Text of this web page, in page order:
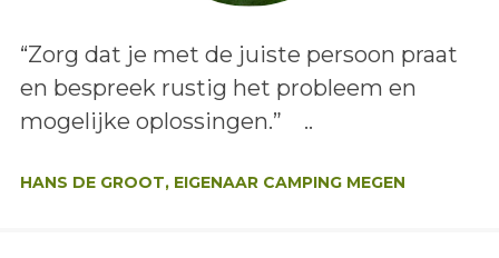
Lees het bericht:
“Zorg dat je met de juiste persoon praat
en bespreek rustig het probleem en
mogelijke oplossingen.” ..
HANS DE GROOT, EIGENAAR CAMPING MEGEN